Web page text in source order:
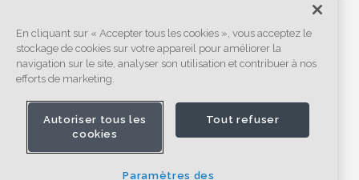
En cliquant sur « Accepter tous les cookies », vous acceptez le
stockage de cookies sur votre appareil pour améliorer la
navigation sur le site, analyser son utilisation et contribuer à nos
efforts de marketing.
Autoriser tous les
cookies
Tout refuser
Paramètres des